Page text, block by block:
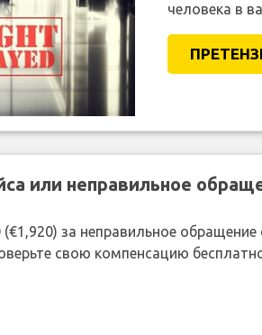
человека в
или неправильное
(€1,920) за неправильное
свою компенсацию